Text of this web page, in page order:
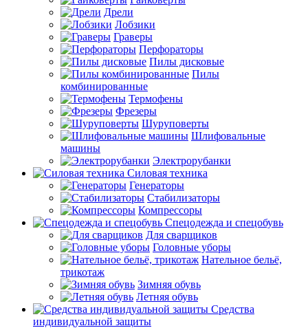
Дрели
Лобзики
Граверы
Перфораторы
Пилы дисковые
Пилы
комбинированные
Термофены
Фрезеры
Шуруповерты
Шлифовальные
машины
Электрорубанки
Силовая техника
Генераторы
Стабилизаторы
Компрессоры
Спецодежда и спецобувь
Для сварщиков
Головные уборы
Нательное бельё,
трикотаж
Зимняя обувь
Летняя обувь
Средства
индивидуальной защиты